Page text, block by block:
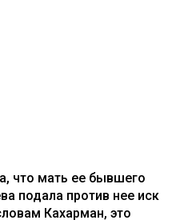
что мать ее бывшего
подала против нее иск
Кахарман, это